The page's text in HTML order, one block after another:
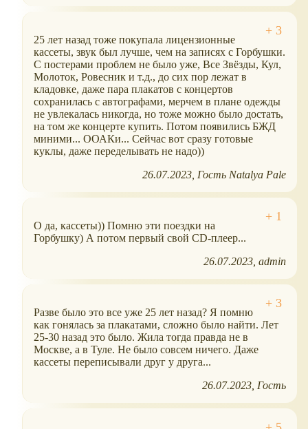
25 лет назад тоже покупала лицензионные
кассеты, звук был лучше, чем на записях с Горбушки.
С постерами проблем не было уже, Все Звёзды, Кул,
Молоток, Ровесник и т.д., до сих пор лежат в
кладовке, даже пара плакатов с концертов
сохранилась с автографами, мерчем в плане одежды
не увлекалась никогда, но тоже можно было достать,
на том же концерте купить. Потом появились БЖД
миними... ООАКи... Сейчас вот сразу готовые
куклы, даже переделывать не надо))
26.07.2023 Гость Natalya Pale
О да, кассеты)) Помню эти поездки на
Горбушку) А потом первый свой CD-плеер...
26.07.2023 admin
Разве было это все уже 25 лет назад? Я помню
как гонялась за плакатами, сложно было найти. Лет
25-30 назад это было. Жила тогда правда не в
Москве, а в Туле. Не было совсем ничего. Даже
кассеты переписывали друг у друга...
26.07.2023 Гость